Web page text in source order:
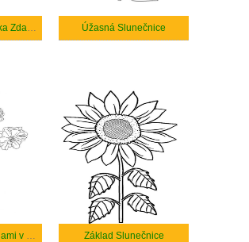
Slunečnicová Grafika Zdarma Úžasná Slunečnice
Slunečnice s Květinami v Láhvi Základ Slunečnice